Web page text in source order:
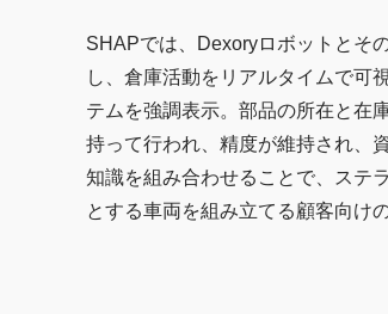
SHAPでは、Dexoryロボットとそ
し、倉庫活動をリアルタイムで可
テムを強調表示。部品の所在と在
持って行われ、精度が維持され、
知識を組み合わせることで、ステ
とする車両を組み立てる顧客向け